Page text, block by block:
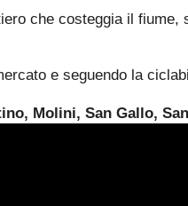
che costeggia il
e seguendo la
Molini, San Gallo,